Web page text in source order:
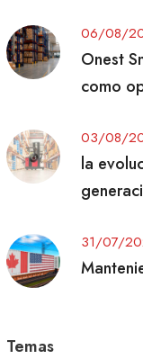
06/08/
Onest
como
03/08/
la
31/07/
Temas